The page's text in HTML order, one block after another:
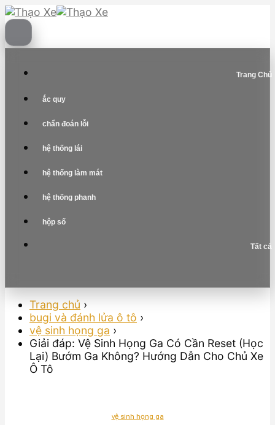
Skip
to
content
Trang Chủ
ắc quy
chẩn đoán lỗi
hệ thống lái
hệ thống làm mát
hệ thống phanh
hộp số
Tất cả
Trang chủ ›
bugi và đánh lửa ô tô ›
vệ sinh họng ga ›
Giải đáp: Vệ Sinh Họng Ga Có Cần Reset (Học
Lại) Bướm Ga Không? Hướng Dẫn Cho Chủ Xe
Ô Tô
vệ sinh họng ga